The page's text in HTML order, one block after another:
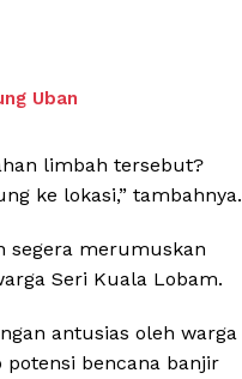
Uban
limbah tersebut?
ke lokasi,” tambahnya.
segera merumuskan
Seri Kuala Lobam.
antusias oleh warga
bencana banjir